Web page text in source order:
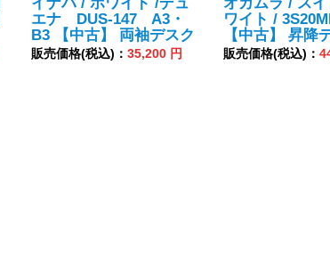
イナバ / ホワイト /デュ
エナ DUS-147 A3・
B3 【中古】 両袖デスク
販売価格(税込)： 35,200 円
オカムラ / ス
ワイト /
【中古】 昇降
販売価格(税込)：